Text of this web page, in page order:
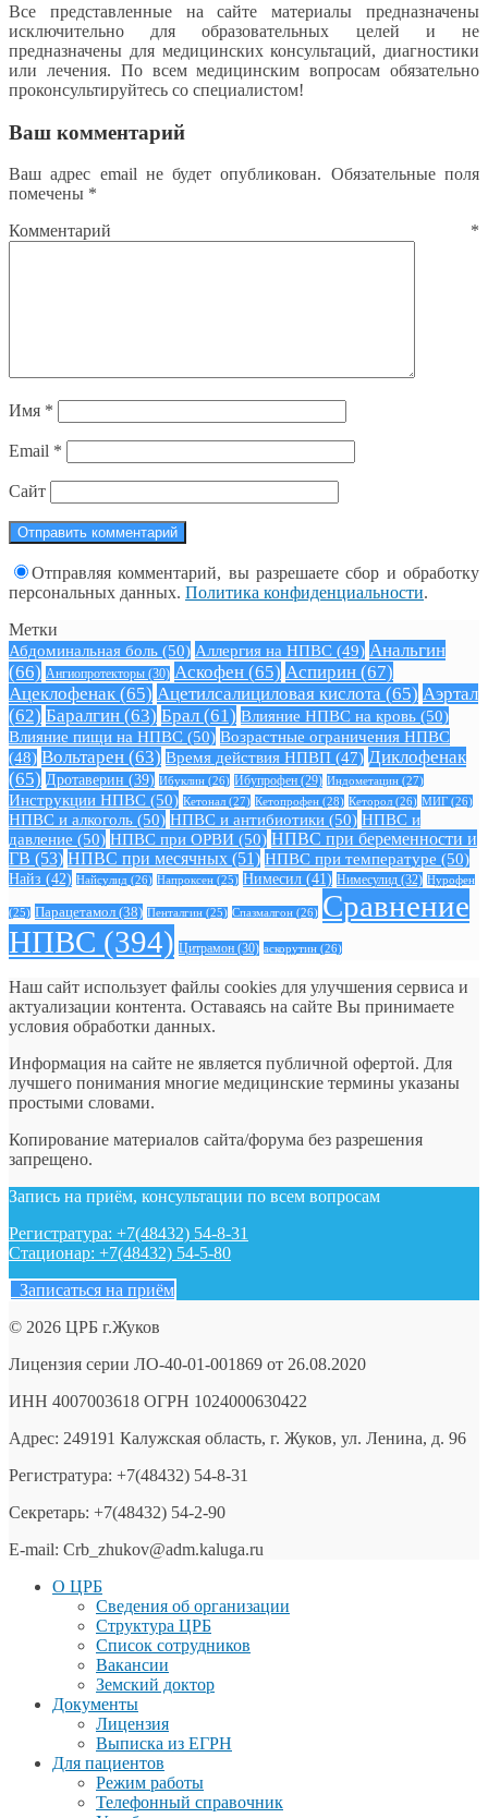
Все представленные на сайте материалы предназначены
исключительно для образовательных целей и не
предназначены для медицинских консультаций, диагностики
или лечения. По всем медицинским вопросам обязательно
проконсультируйтесь со специалистом!
Ваш комментарий
Ваш адрес email не будет опубликован. Обязательные поля
помечены *
Комментарий *
Имя *
Email *
Сайт
Отправляя комментарий, вы разрешаете сбор и обработку
персональных данных. Политика конфиденциальности.
Метки
Абдоминальная боль (50) Аллергия на НПВС (49) Анальгин
(66) Ангиопротекторы (30) Аскофен (65) Аспирин (67)
Ацеклофенак (65) Ацетилсалициловая кислота (65) Аэртал
(62) Баралгин (63) Брал (61) Влияние НПВС на кровь (50)
Влияние пищи на НПВС (50) Возрастные ограничения НПВС
(48) Вольтарен (63) Время действия НПВП (47) Диклофенак
(65) Дротаверин (39) Ибуклин (26) Ибупрофен (29) Индометацин (27)
Инструкции НПВС (50) Кетонал (27) Кетопрофен (28) Кеторол (26) МИГ (26)
НПВС и алкоголь (50) НПВС и антибиотики (50) НПВС и
давление (50) НПВС при ОРВИ (50) НПВС при беременности и
ГВ (53) НПВС при месячных (51) НПВС при температуре (50)
Найз (42) Найсулид (26) Напроксен (25) Нимесил (41) Нимесулид (32) Нурофен
(25) Парацетамол (38) Пенталгин (25) Спазмалгон (26) Сравнение
НПВС (394) Цитрамон (30) аскорутин (26)
Наш сайт использует файлы cookies для улучшения сервиса и
актуализации контента. Оставаясь на сайте Вы принимаете
условия обработки данных.
Информация на сайте не является публичной офертой. Для
лучшего понимания многие медицинские термины указаны
простыми словами.
Копирование материалов сайта/форума без разрешения
запрещено.
Запись на приём, консультации по всем вопросам
Регистратура: +7(48432) 54-8-31
Стационар: +7(48432) 54-5-80
Записаться на приём
© 2026 ЦРБ г.Жуков
Лицензия серии ЛО-40-01-001869 от 26.08.2020
ИНН 4007003618 ОГРН 1024000630422
Адрес: 249191 Калужская область, г. Жуков, ул. Ленина, д. 96
Регистратура: +7(48432) 54-8-31
Секретарь: +7(48432) 54-2-90
E-mail: Crb_zhukov@adm.kaluga.ru
О ЦРБ
Сведения об организации
Структура ЦРБ
Список сотрудников
Вакансии
Земский доктор
Документы
Лицензия
Выписка из ЕГРН
Для пациентов
Режим работы
Телефонный справочник